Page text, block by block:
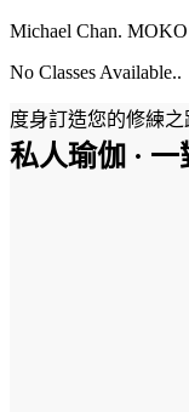
Michael Chan. MOKO
No Classes Available..
度身訂造您的修練之
私人瑜伽 ·